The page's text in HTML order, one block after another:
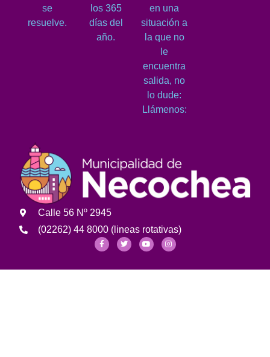
se
resuelve.
los 365
días del
año.
en una
situación a
la que no
le
encuentra
salida, no
lo dude:
Llámenos:
Calle 56 Nº 2945
(02262) 44 8000 (lineas rotativas)